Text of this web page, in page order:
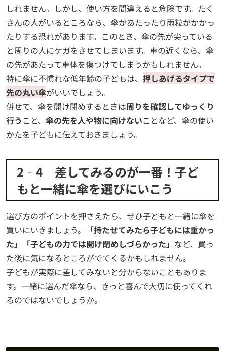
しれません。しかし、使い方を間違えると危険です。たく
さんの人がいるところなら、傘があたったり雨粒がかかっ
たりする恐れがあります。このとき、傘の先が尖っている
と周りの人にケガをさせてしまいます。車の近くなら、傘
の先があたって車体を傷つけてしまうかもしれません。
特に傘に不慣れな低年齢の子どもは、 押しあげるタイプで
先の丸い傘がいいでしょう。
併せて、傘を開け閉めするときは周りを確認してゆっくり
行うこと、 傘の先を人や物に向けないことなど、傘の使い
かたを子どもに伝えておきましょう。
2‐4 差してみるのが一番！子ど
もと一緒に傘を選びにいこう
選び方のポイントを押さえたら、ぜひ子どもと一緒に傘を
買いにいきましょう。
「持たせてみたら子どもには重かっ
た」「子どもの力では開け閉めしづらかった」 など、買っ
た後に気になるところがでてくるかもしれません。
子どもが実際に差してみないと分からないこともありま
す。一緒に選んだ傘なら、きっと喜んで大切に使ってくれ
るのではないでしょうか。